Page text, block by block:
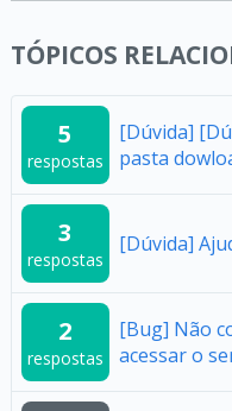
TÓPICOS
5
respostas
[Dúvida]
pasta
3
respostas
[Dúvida]
2
respostas
[Bug] Não
acessar o